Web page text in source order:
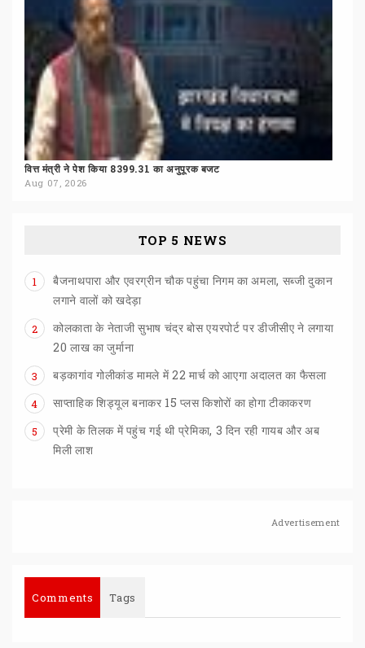
वित्त मंत्री ने पेश किया 8399.31 का अनुपूरक बजट
Aug 07, 2026
TOP 5 NEWS
1
बैजनाथपारा और एवरग्रीन चौक पहुंचा निगम का अमला, सब्जी दुकान
लगाने वालों को खदेड़ा
2
कोलकाता के नेताजी सुभाष चंद्र बोस एयरपोर्ट पर डीजीसीए ने लगाया
20 लाख का जुर्माना
3 बड़कागांव गोलीकांड मामले में22 मार्च कोआएगाअदालत का फैसला
4 साप्ताहिकशिड्यूलबनाकर 15 प्लसकिशोरों काहोगाटीकाकरण
5
प्रेमी के तिलक में पहुंच गई थी प्रेमिका, 3 दिन रही गायब और अब
मिली लाश
Advertisement
Comments Tags